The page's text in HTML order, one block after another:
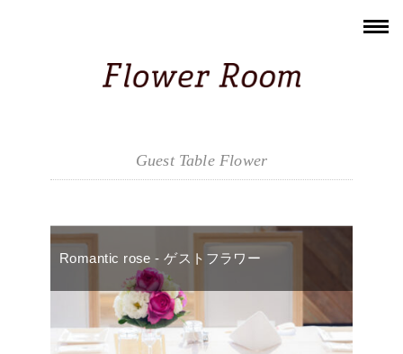
Guest Table Flower
Romantic rose - ゲストフラワー